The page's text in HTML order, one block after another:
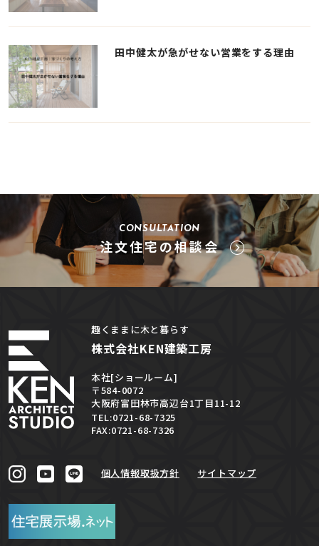
田中健太が急がせない営業をする理由
CONSULTATION
注文住宅の相談会
趣くままに木と暮らす
株式会社KEN建築工房
本社[ショールーム]
〒584-0072
大阪府富田林市高辺台1丁目11-12
TEL:0721-68-7325
FAX:0721-68-7326
個人情報取扱方針 サイトマップ